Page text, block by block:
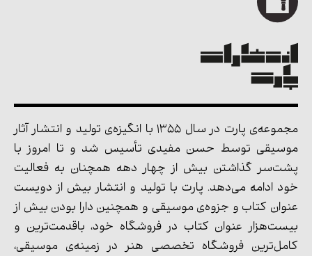
مجموعه‌ی پارت در سال 1355 با انگیزه‌ی تولید و انتشار آثار
موسیقی توسط حسن مفیدی تأسیس شد و تا امروز با
پشت‌سر گذاشتن بیش از چهار دهه همچنان به فعالیت
خود ادامه می‌دهد. پارت با تولید و انتشار بیش از دویست
عنوان کتاب و جزوه‌ی موسیقی و همچنین دارا بودن بیش از
بیست‌هزار عنوان کتاب در فروشگاه خود، باقدمت‌ترین و
کامل‌ترین فروشگاه تخصصی هنر در زمینه‌ی موسیقی،